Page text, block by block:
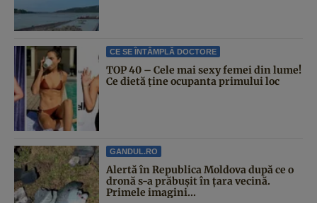
CE SE ÎNTÂMPLĂ DOCTORE
TOP 40 – Cele mai sexy femei din lume!
Ce dietă ține ocupanta primului loc
GANDUL.RO
Alertă în Republica Moldova după ce o
dronă s-a prăbușit în țara vecină.
Primele imagini...